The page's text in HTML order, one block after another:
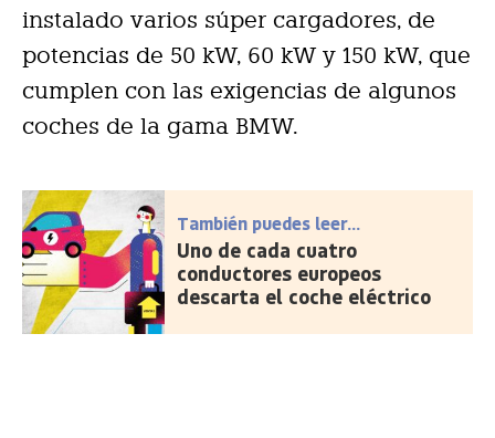
instalado varios súper cargadores, de
potencias de 50 kW, 60 kW y 150 kW, que
cumplen con las exigencias de algunos
coches de la gama BMW.
También puedes leer...
Uno de cada cuatro
conductores europeos
descarta el coche eléctrico